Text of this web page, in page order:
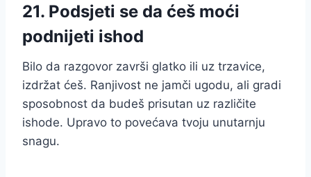
21. Podsjeti se da ćeš moći
podnijeti ishod
Bilo da razgovor završi glatko ili uz trzavice,
izdržat ćeš. Ranjivost ne jamči ugodu, ali gradi
sposobnost da budeš prisutan uz različite
ishode. Upravo to povećava tvoju unutarnju
snagu.